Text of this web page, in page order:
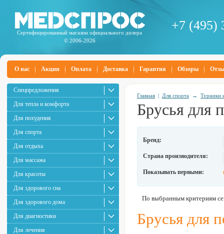
Сертифицированный магазин официального дилера
© 2006-2026
+7 (495)
О нас Акции Оплата Доставка Гарантия Обзоры
Спецпредложения
Для тепла и комфорта
Для похудения
Для спорта
Для отдыха
Для массажа
Для красоты
Для здорового сна
Для здорового дома
Для диагностики
Для лечения
Главная | Для спорта → Турники
Брусья для
Бренд:
Страна производителя:
Показывать первыми:
По выбранным критериям
Брусья для